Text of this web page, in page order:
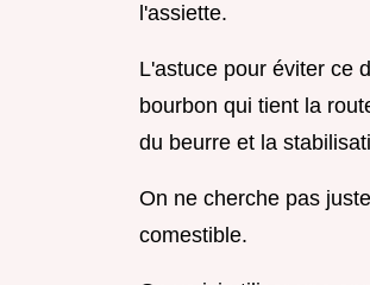
l'assiette.
L'astuce pour éviter ce
bourbon qui tient la
du beurre et la
On ne cherche pas
comestible.